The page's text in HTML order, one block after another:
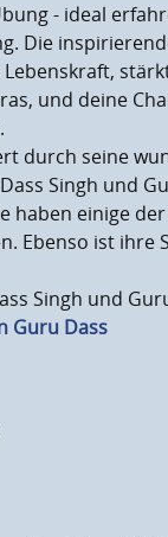
- ideal
Die
und deine
durch seine
Singh und
haben einige
Ebenso ist ihre
Singh und
Guru Dass